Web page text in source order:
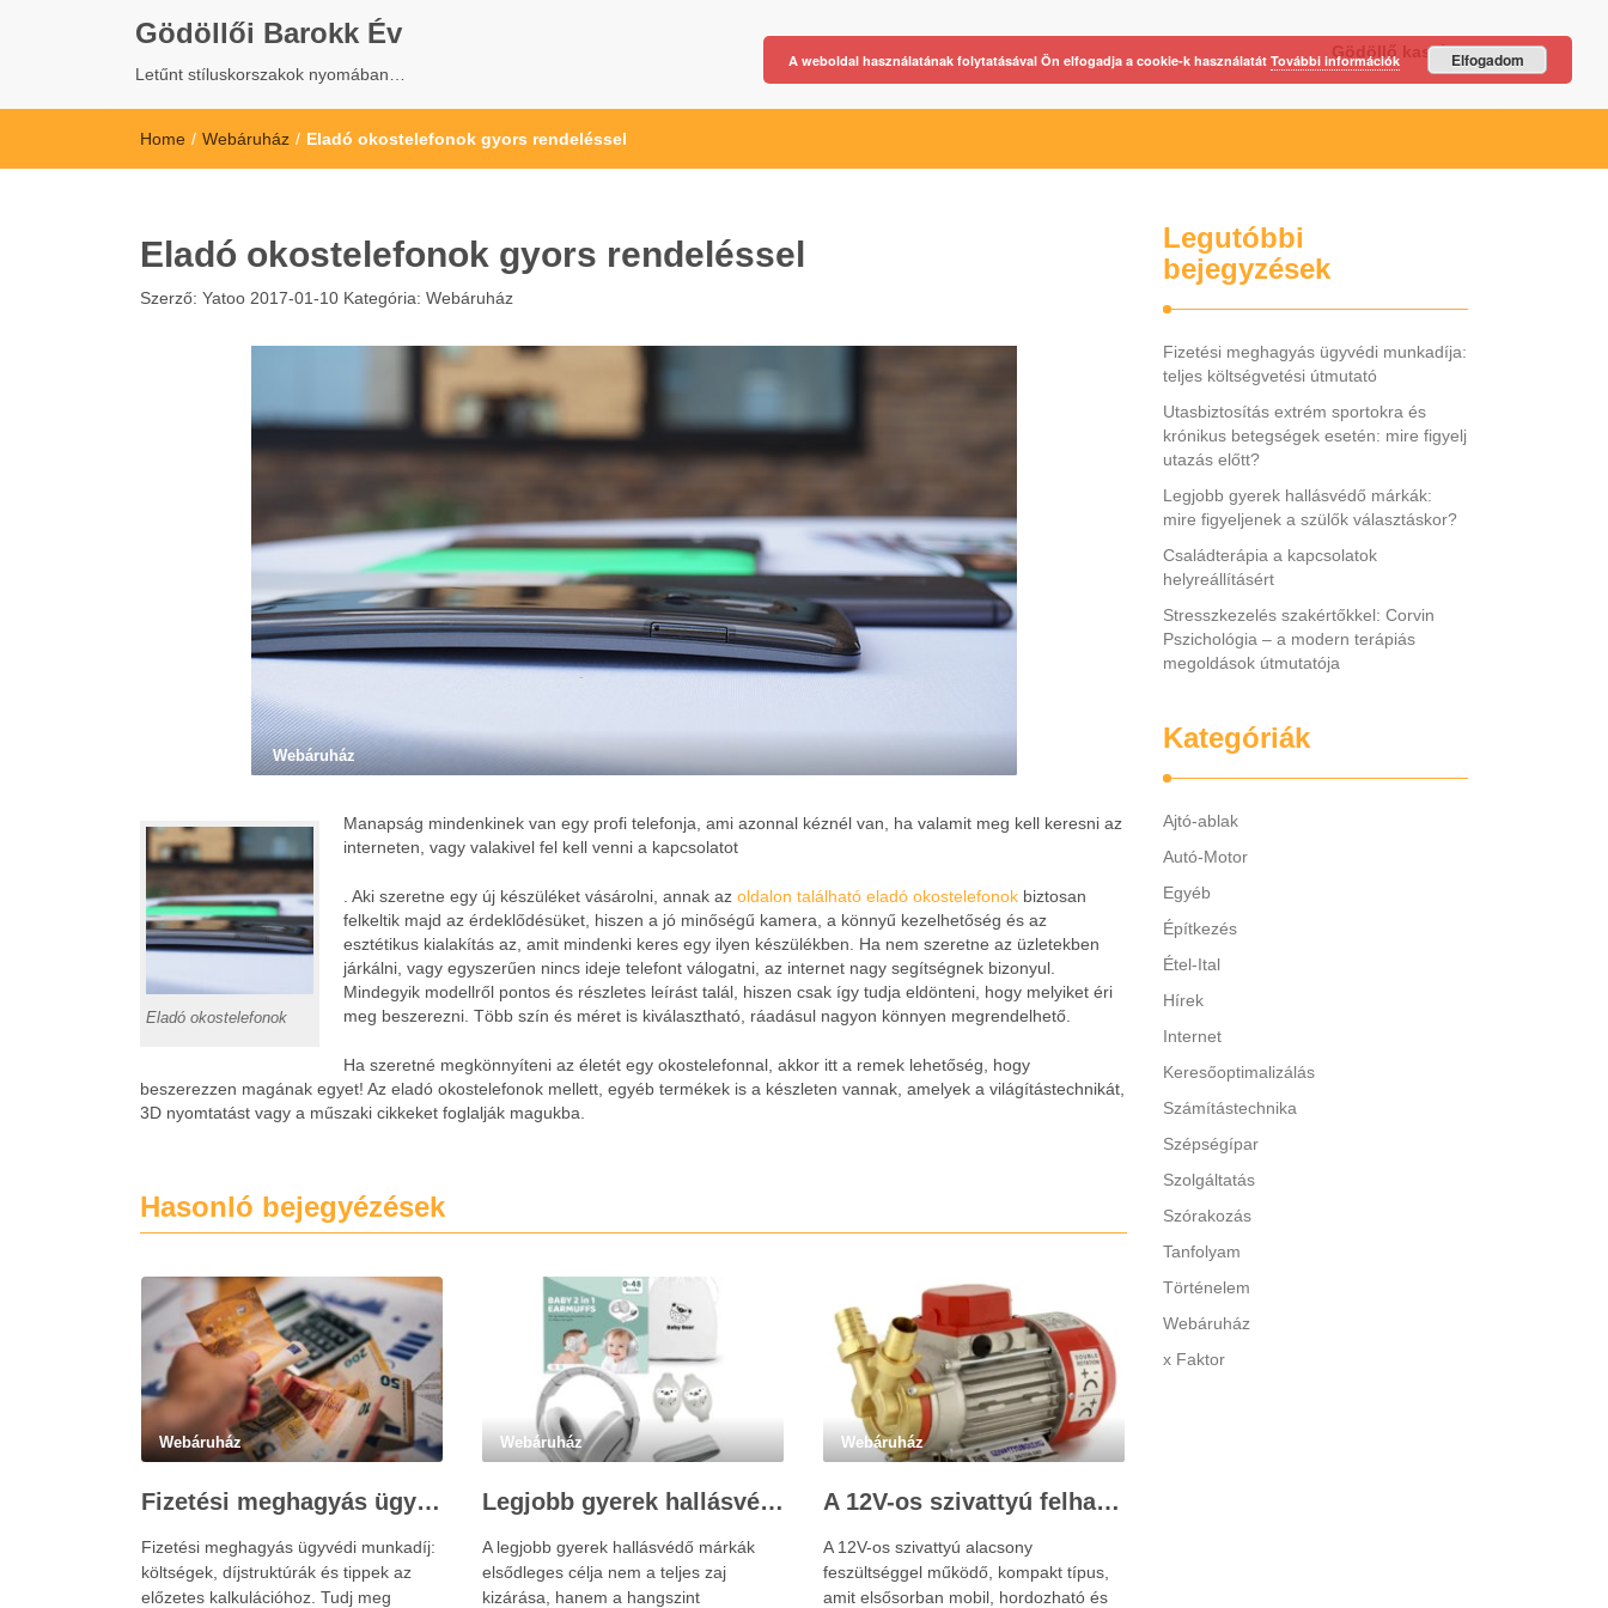
Gödöllői Barokk Év
Letűnt stíluskorszakok nyomában…
Gödöllő kastély
Home / Webáruház / Eladó okostelefonok gyors rendeléssel
Eladó okostelefonok gyors rendeléssel
Szerző: Yatoo 2017-01-10 Kategória: Webáruház
Webáruház
Eladó okostelefonok
Manapság mindenkinek van egy profi telefonja, ami azonnal kéznél van, ha valamit meg kell keresni az
interneten, vagy valakivel fel kell venni a kapcsolatot
. Aki szeretne egy új készüléket vásárolni, annak azoldalon található eladó okostelefonok biztosan
felkeltik majd az érdeklődésüket, hiszen a jó minőségű kamera, a könnyű kezelhetőség és az
esztétikus kialakítás az, amit mindenki keres egy ilyen készülékben. Ha nem szeretne az üzletekben
járkálni, vagy egyszerűen nincs ideje telefont válogatni, az internet nagy segítségnek bizonyul
Mindegyik modellről pontos és részletes leírást talál, hiszen csak így tudja eldönteni, hogy melyiket éri
meg beszerezni. Több szín és méret is kiválasztható, ráadásul nagyon könnyen megrendelhető.
Ha szeretné megkönnyíteni az életét egy okostelefonnal, akkor itt a remek lehetőség, hogy
beszerezzen magának egyet! Az eladó okostelefonok mellett, egyéb termékek is a készleten vannak, amelyek a világítástechnikát,
3D nyomtatást vagy a műszaki cikkeket foglalják magukba.
Hasonló bejegyézések
Webáruház
Fizetési meghagyás ügyvédi munkadíja: teljes költségvetési útmutató
Fizetési meghagyás ügyvédi munkadíj:
költségek, díjstruktúrák és tippek az
előzetes kalkulációhoz. Tudj meg
Webáruház
Legjobb gyerek hallásvédő márkák: mire figyeljenek a szülők választáskor?
A legjobb gyerek hallásvédő márkák
elsődleges célja nem a teljes zaj
kizárása, hanem a hangszint
Webáruház
A 12V-os szivattyú felhasználása
A 12V-os szivattyú alacsony
feszültséggel működő, kompakt típus,
amit elsősorban mobil, hordozható és
Legutóbbi
bejegyzések
Fizetési meghagyás ügyvédi munkadíja:
teljes költségvetési útmutató
Utasbiztosítás extrém sportokra és
krónikus betegségek esetén: mire figyelj
utazás előtt?
Legjobb gyerek hallásvédő márkák:
mire figyeljenek a szülők választáskor?
Családterápia a kapcsolatok
helyreállításért
Stresszkezelés szakértőkkel: Corvin
Pszichológia – a modern terápiás
megoldások útmutatója
Kategóriák
Ajtó-ablak
Autó-Motor
Egyéb
Építkezés
Étel-Ital
Hírek
Internet
Keresőoptimalizálás
Számítástechnika
Szépségípar
Szolgáltatás
Szórakozás
Tanfolyam
Történelem
Webáruház
x Faktor
A weboldal használatának folytatásával Ön elfogadja a cookie-k használatát További információk Elfogadom